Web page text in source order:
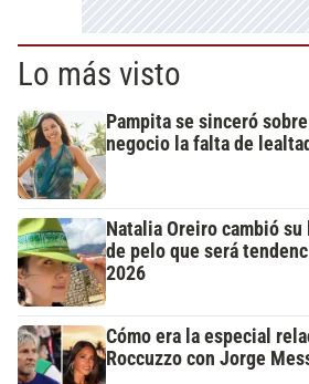
Lo más visto
Pampita se sinceró
negocio la falta de
Natalia Oreiro cambió
de pelo que será
2026
Cómo era la especial
Roccuzzo con Jorge